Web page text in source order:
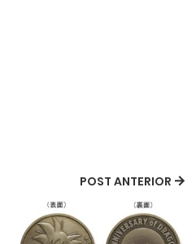
POST ANTERIOR